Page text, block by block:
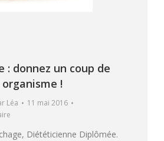
: donnez un coup de
!
Léa
11 mai 2016
Diététicienne Diplômée.